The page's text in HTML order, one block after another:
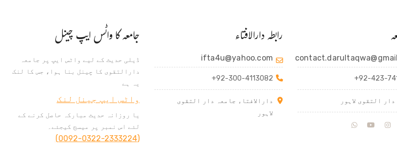
+92-423-
التقوی لاہور
رابطہ دارالافتاء
ifta4u@yahoo.com
+92-300-4113082
دارالافتاء جامعہ دار التقوی
لاہور
جامعہ کا واٹس ایپ چینل
ڈیلی حدیث کے لیے واٹس ایپ پر جامعہ
دارالتقوی کا چینل بنا ہوا، جس کا لنک
یہ ہے
واٹس ایپ جینل لنک
یا روزانہ حدیث مبارکہ حاصل کرنے کے
لئے اس نمبر پر میسج کیجئے۔
(0092-0322-2333224)